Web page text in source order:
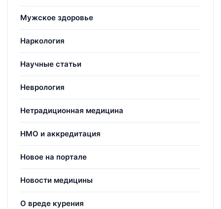
Мужское здоровье
Наркология
Научные статьи
Неврология
Нетрадиционная медицина
НМО и аккредитация
Новое на портале
Новости медицины
О вреде курения